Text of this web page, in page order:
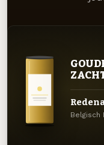
Belgisch